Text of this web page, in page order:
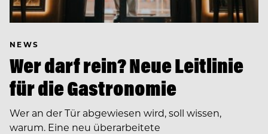
NEWS
Wer darf rein? Neue Leitlinie
für die Gastronomie
Wer an der Tür abgewiesen wird, soll wissen,
warum. Eine neu überarbeitete